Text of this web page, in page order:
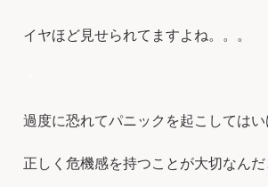
イヤほど見せられてますよね。。。
過度に恐れてパニックを起こしてはい
正しく危機感を持つことが大切なんだ